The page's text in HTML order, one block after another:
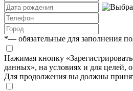
*— обязательные для заполнения
Нажимая кнопку
данных», на условиях и для целей,
Для продолжения вы должны